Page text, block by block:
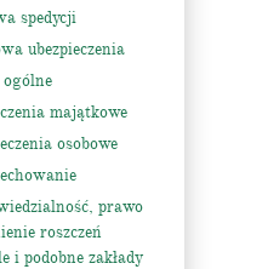
spedycji
ubezpieczenia
majątkowe
osobowe
prawo
roszczeń
i podobne zakłady